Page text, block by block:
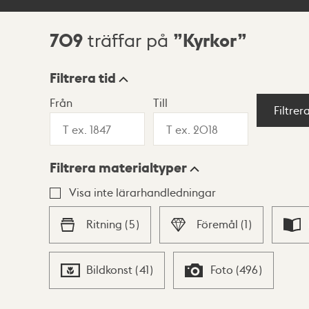
Sökresultat
709 träffar på Kyrkor
Visningsläge
Lista Karta
Filtrera tid
Från Till
Filtrera materialtyper
Visa inte lärarhandledningar
Ritning (5) Föremål (1)
Bildkonst (41) Foto (496)